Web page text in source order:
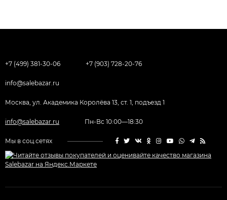
+7 (499) 381-30-06 +7 (903) 728-20-76
info@salebazar.ru
Москва, ул. Академика Королёва 13, ст. 1, подъезд 1
info@salebazar.ru Пн-Вс 10:00—18:30
Мы в соц.сетях